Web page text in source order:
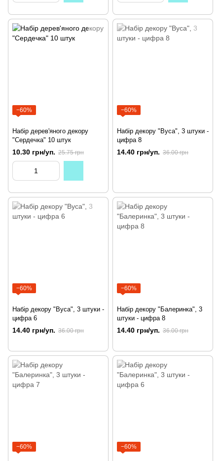
−60%
Набір дерев'яного декору
"Сердечка" 10 штук
10.30 грн/уп. 25.75 грн
−60%
Набір декору "Вуса", 3 штуки -
цифра 8
14.40 грн/уп. 36.00 грн
−60%
Набір декору "Вуса", 3 штуки -
цифра 6
14.40 грн/уп. 36.00 грн
−60%
Набір декору "Балеринка", 3
штуки - цифра 8
14.40 грн/уп. 36.00 грн
−60% −60%